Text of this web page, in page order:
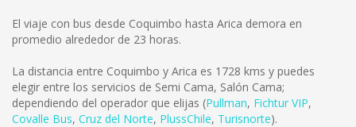
El viaje con bus desde Coquimbo hasta Arica demora en
promedio alrededor de 23 horas.
La distancia entre Coquimbo y Arica es 1728 kms y puedes
elegir entre los servicios de Semi Cama, Salón Cama;
dependiendo del operador que elijas (Pullman, Fichtur VIP,
Covalle Bus, Cruz del Norte, PlussChile, Turisnorte).